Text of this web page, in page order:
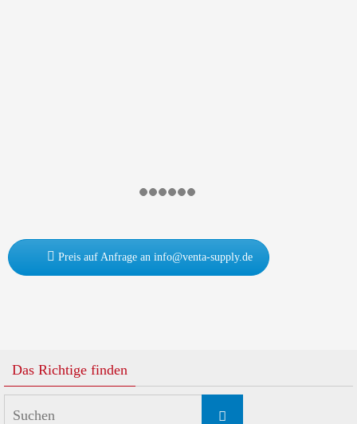
Preis auf Anfrage an info@venta-supply.de
Das Richtige finden
Suchen